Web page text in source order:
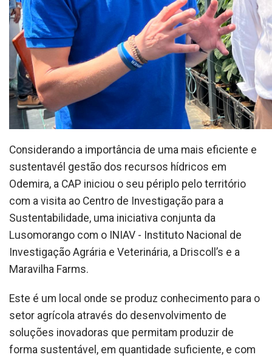
Considerando a importância de uma mais eficiente e
sustentavél gestão dos recursos hídricos em
Odemira, a CAP iniciou o seu périplo pelo território
com a visita ao Centro de Investigação para a
Sustentabilidade, uma iniciativa conjunta da
Lusomorango com o INIAV - Instituto Nacional de
Investigação Agrária e Veterinária, a Driscoll’s e a
Maravilha Farms.
Este é um local onde se produz conhecimento para o
setor agrícola através do desenvolvimento de
soluções inovadoras que permitam produzir de
forma sustentável, em quantidade suficiente, e com